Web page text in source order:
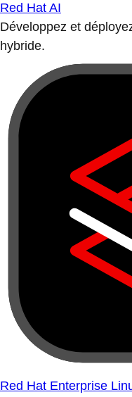
Red Hat AI
Développez et
hybride.
Red Hat Enterprise